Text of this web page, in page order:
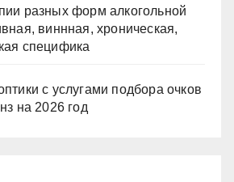
разных форм алкогольной
виннная, хроническая,
специфика
с услугами подбора очков
на 2026 год